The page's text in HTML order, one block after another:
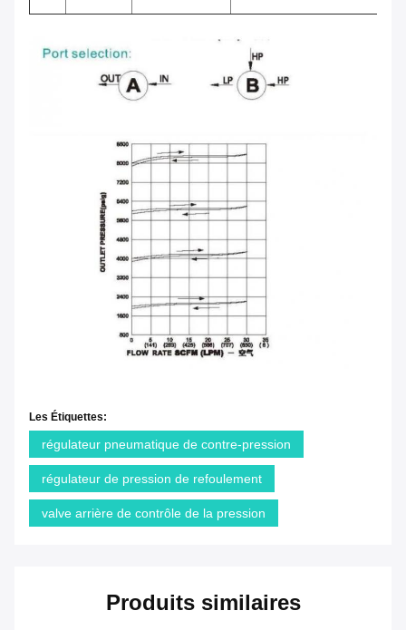
Les Étiquettes:
régulateur pneumatique de contre-pression
régulateur de pression de refoulement
valve arrière de contrôle de la pression
Produits similaires